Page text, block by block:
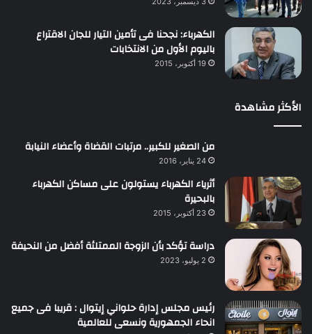
الكهرباء: نجحنا فى تأمين التيار للجان الاقتراع
باليوم الأول من الانتخابات
19 أكتوبر، 2015
الأكثر مشاهدة
من الصغير للكبير.. مرتبات القضاة وأعضاء النيابة
24 يناير، 2016
أثرياء الكهرباء يستولون على مساكن الكهرباء
بالبحيرة
23 أكتوبر، 2015
دراسة تؤكد بأن الزوجة الممتلئة أفضل من النحيفة
2 يوليو، 2023
رئيس مجلس إدارة حلواني إيتوال : قريبا فى جميع
انحاء الجمهورية ونسعى للعالمية